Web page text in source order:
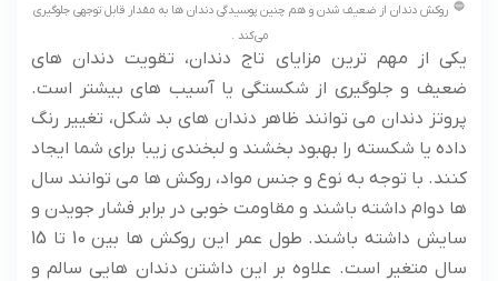
روکش دندان از ضعیف شدن و هم چنین پوسیدگی دندان ها به مقدار قابل توجهی جلوگیری
می‌کند .
یکی از مهم ترین مزایای تاج دندان، تقویت دندان های
ضعیف و جلوگیری از شکستگی یا آسیب های بیشتر است.
پروتز دندان می توانند ظاهر دندان های بد شکل، تغییر رنگ
داده یا شکسته را بهبود بخشند و لبخندی زیبا برای شما ایجاد
کنند. با توجه به نوع و جنس مواد، روکش ها می توانند سال
ها دوام داشته باشند و مقاومت خوبی در برابر فشار جویدن و
سایش داشته باشند. طول عمر این روکش ها بین 10 تا 15
سال متغیر است. علاوه بر این داشتن دندان هایی سالم و